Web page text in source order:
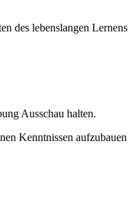
des lebenslangen Lernens
Ausschau halten.
Kenntnissen aufzubauen